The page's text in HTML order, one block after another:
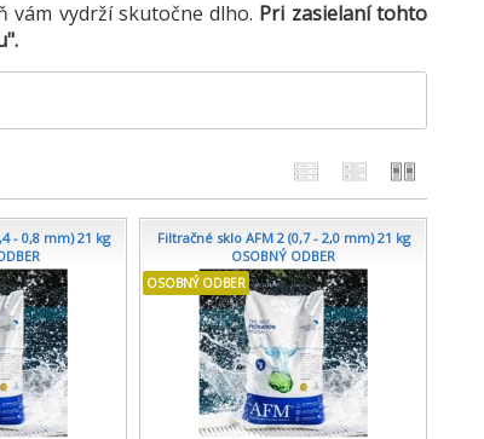
vám vydrží skutočne dlho. Pri zasielaní tohto
- 0,8 mm) 21 kg
Filtračné sklo AFM 2 (0,7 - 2,0 mm) 21 kg
OSOBNÝ ODBER
OSOBNÝ ODBER